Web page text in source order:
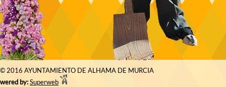
© 2016 AYUNTAMIENTO DE ALHAMA DE MURCIA
by:Superweb